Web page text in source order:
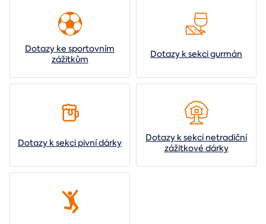
Dotazy ke sportovním
zážitkům
Dotazy k sekci gurmán
Dotazy k sekci pivní dárky
Dotazy k sekci netradiční
zážitkové dárky